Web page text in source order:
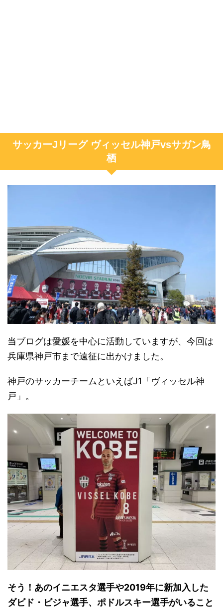
サッカーJリーグ ヴィッセル神戸vsサガン鳥
栖
当ブログは愛媛を中心に活動していますが、今回は
兵庫県神戸市まで遠征に出かけました。
神戸のサッカーチームといえばJ1「ヴィッセル神
戸」。
そう！あのイニエスタ選手や2019年に新加入した
ダビド・ビジャ選手、ポドルスキー選手がいること